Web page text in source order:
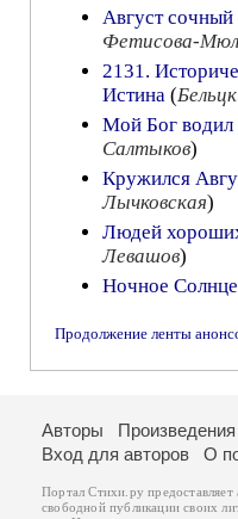
Август
Фетисова-
2131.
Истина (
Мой Бог водил
Салтыков)
Кружился
Лычковская)
Людей
Левашов)
Ночное Солнце
Продолжение ленты
Авторы Произведения
Вход для авторов
О
Портал Стихи.ру
свободной публикации своих